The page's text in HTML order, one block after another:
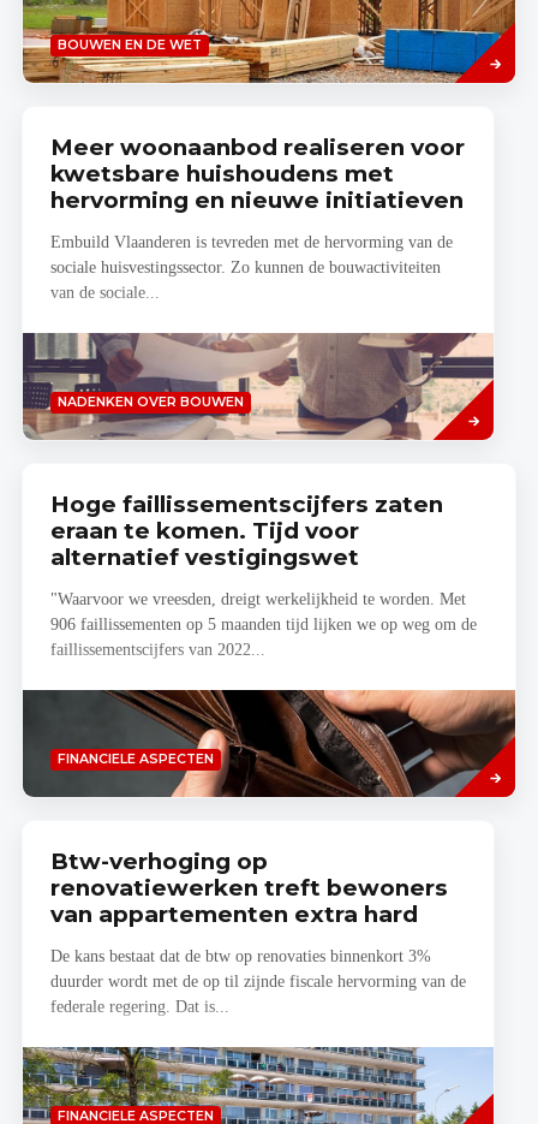
BOUWEN EN DE WET
Lees
meer
Meer woonaanbod realiseren voor
kwetsbare huishoudens met
hervorming en nieuwe initiatieven
Embuild Vlaanderen is tevreden met de hervorming van de
sociale huisvestingssector. Zo kunnen de bouwactiviteiten
van de sociale...
NADENKEN OVER BOUWEN
Lees
meer
Hoge faillissementscijfers zaten
eraan te komen. Tijd voor
alternatief vestigingswet
"Waarvoor we vreesden, dreigt werkelijkheid te worden. Met
906 faillissementen op 5 maanden tijd lijken we op weg om de
faillissementscijfers van 2022...
FINANCIELE ASPECTEN
Lees
meer
Btw-verhoging op
renovatiewerken treft bewoners
van appartementen extra hard
De kans bestaat dat de btw op renovaties binnenkort 3%
duurder wordt met de op til zijnde fiscale hervorming van de
federale regering. Dat is...
FINANCIELE ASPECTEN
Lees